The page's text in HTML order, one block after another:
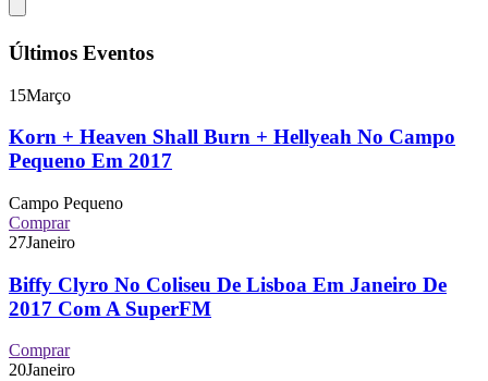
Últimos Eventos
15Março
Korn + Heaven Shall Burn + Hellyeah No Campo
Pequeno Em 2017
Campo Pequeno
Comprar
27Janeiro
Biffy Clyro No Coliseu De Lisboa Em Janeiro De
2017 Com A SuperFM
Comprar
20Janeiro